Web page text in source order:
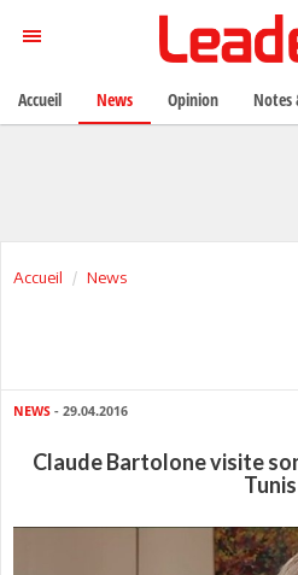
Accueil News
NEWS - 29.04.2016
Claude Bartolone visite
Tunis
Accueil News Opinion Notes